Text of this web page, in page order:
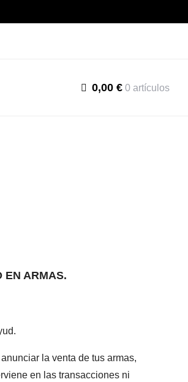
0,00 € 0 artículos
EN ARMAS.
la venta de tus armas,
en las transacciones ni